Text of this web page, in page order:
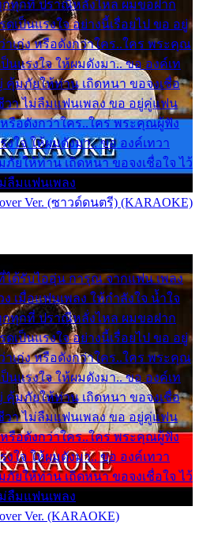
กทุกที่ ปราณีหลั่งไหล ผมขอฝาก
ดเป็นแรงใจ อย่างนี้เรื่อยไป ขอ อยู่
าเก่ง หรือดังกว่าใคร..ใคร พระคุณ
นแรงใจ ให้ผมดังมา.. ขอ องค์เท
คุ้มภัยให้ท่าน เถิดหนา ขอจงเชื่อ
วา ไม่ลืมแฟนเพลง ขอ อยู่คู่แฟน
หรือดังกว่าใคร..ใคร พระคุณผู้ฟัง
ใจ ให้ผมดังมา.. ขอ องค์เทวา
ยให้ท่าน เถิดหนา ขอจงเชื่อใจ ไว้
ลืมแฟนเพลง
Ver. (ซาวด์ดนตรี) (KARAOKE)
ด้รับไออุ่น การุณ จากแฟน เพลง
เมื่อแฟนเพลง ให้กำลังใจ น้ำใจ
กทุกที่ ปราณีหลั่งไหล ผมขอฝาก
ดเป็นแรงใจ อย่างนี้เรื่อยไป ขอ อยู่
าเก่ง หรือดังกว่าใคร..ใคร พระคุณ
นแรงใจ ให้ผมดังมา.. ขอ องค์เท
คุ้มภัยให้ท่าน เถิดหนา ขอจงเชื่อ
วา ไม่ลืมแฟนเพลง ขอ อยู่คู่แฟน
หรือดังกว่าใคร..ใคร พระคุณผู้ฟัง
ใจ ให้ผมดังมา.. ขอ องค์เทวา
ยให้ท่าน เถิดหนา ขอจงเชื่อใจ ไว้
ลืมแฟนเพลง
Ver. (KARAOKE)